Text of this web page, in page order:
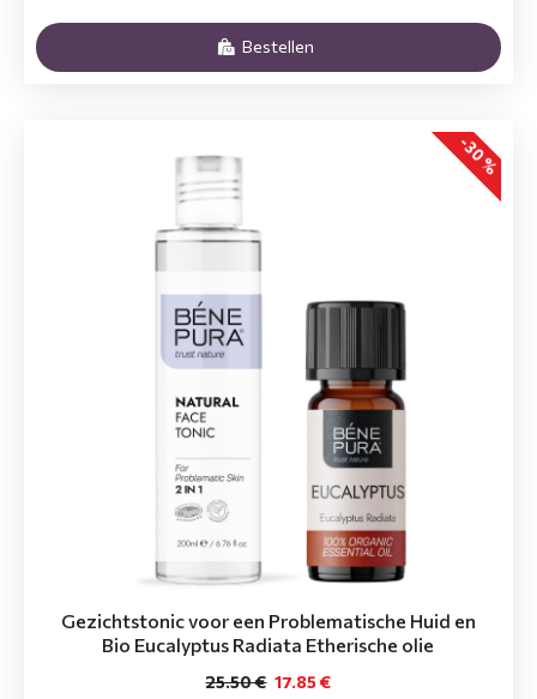
Bestellen
-30 %
Gezichtstonic voor een Problematische Huid en
Bio Eucalyptus Radiata Etherische olie
17.85 €
25.50 €